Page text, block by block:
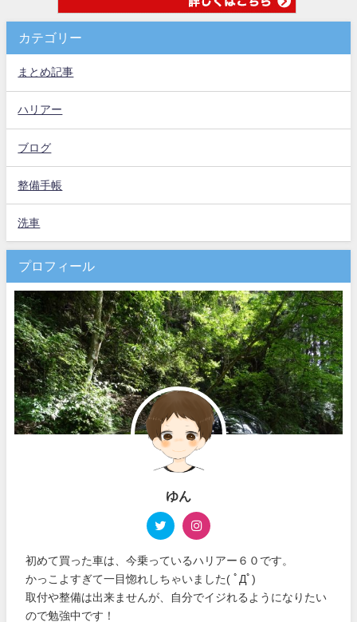
カテゴリー
まとめ記事
ハリアー
ブログ
整備手帳
洗車
プロフィール
ゆん
初めて買った車は、今乗っているハリアー６０です。
かっこよすぎて一目惚れしちゃいました( ﾟДﾟ)
取付や整備は出来ませんが、自分でイジれるようになりたい
ので勉強中です！